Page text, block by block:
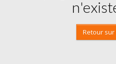
Retour sur